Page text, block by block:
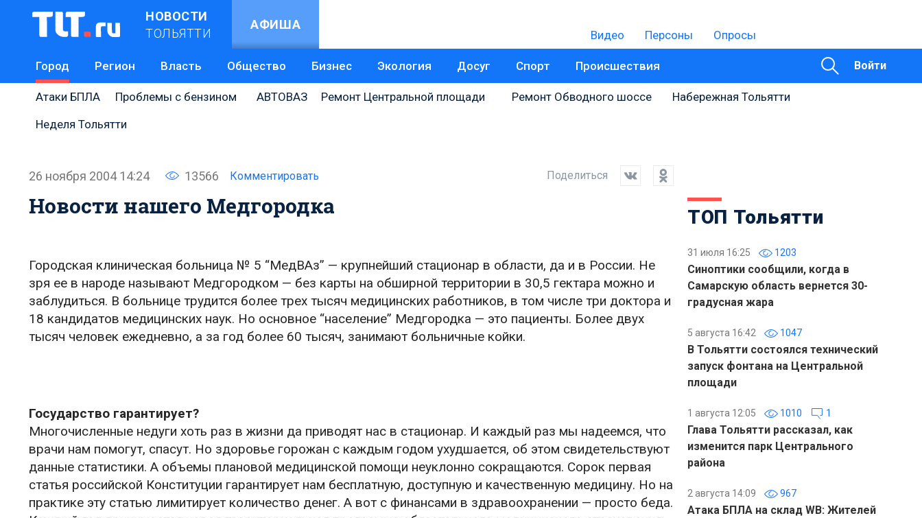
НОВОСТИ
ТОЛЬЯТТИ
АФИША
Видео Персоны Опросы
Город Регион Власть Общество Бизнес Экология Досуг Спорт Происшествия Войти
Атаки БПЛА Проблемы с бензином АВТОВАЗ Ремонт Центральной площади Ремонт Обводного шоссе
Набережная Тольятти
Неделя Тольятти
26 ноября 2004 14:24 13566 Комментировать Поделиться
Новости нашего Медгородка
Городская клиническая больница № 5 “МедВАз” — крупнейший стационар в области, да и в России. Не
зря ее в народе называют Медгородком — без карты на обширной территории в 30,5 гектара можно и
заблудиться. В больнице трудится более трех тысяч медицинских работников, в том числе три доктора и
18 кандидатов медицинских наук. Но основное “население” Медгородка — это пациенты. Более двух
тысяч человек ежедневно, а за год более 60 тысяч, занимают больничные койки.
Государство гарантирует?
Многочисленные недуги хоть раз в жизни да приводят нас в стационар. И каждый раз мы надеемся, что
врачи нам помогут, спасут. Но здоровье горожан с каждым годом ухудшается, об этом свидетельствуют
данные статистики. А объемы плановой медицинской помощи неуклонно сокращаются. Сорок первая
статья российской Конституции гарантирует нам бесплатную, доступную и качественную медицину. Но на
практике эту статью лимитирует количество денег. А вот с финансами в здравоохранении — просто беда.
ТОП Тольятти
31 июля 16:25 1203
Синоптики сообщили, когда в
Самарскую область вернется 30-
градусная жара
5 августа 16:42 1047
В Тольятти состоялся технический
запуск фонтана на Центральной
площади
1 августа 12:05 1010 1
Глава Тольятти рассказал, как
изменится парк Центрального
района
2 августа 14:09 967
Атака БПЛА на склад WB: Жителей